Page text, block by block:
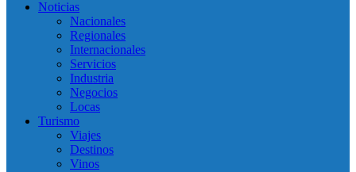
Noticias
Nacionales
Regionales
Internacionales
Servicios
Industria
Negocios
Locas
Turismo
Viajes
Destinos
Vinos